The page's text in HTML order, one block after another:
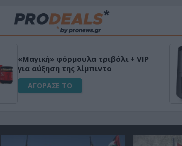
«Μαγική» φόρμουλα τριβόλι + VIP
για αύξηση της λίμπιντο
ΑΓΟΡΑΣΕ ΤΟ